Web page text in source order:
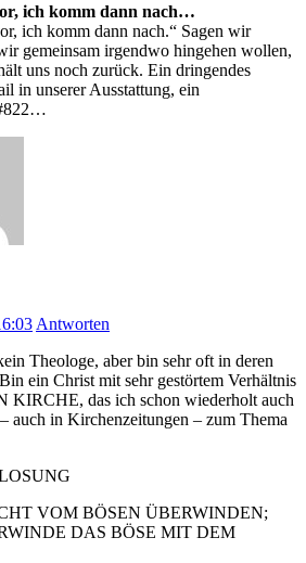
ich komm dann nach…
ich komm dann nach.“ Sagen wir
gemeinsam irgendwo hingehen wollen,
uns noch zurück. Ein dringendes
in unserer Ausstattung, ein
Antworten
Theologe, aber bin sehr oft in deren
ein Christ mit sehr gestörtem Verhältnis
das ich schon wiederholt auch
auch in Kirchenzeitungen – zum Thema
VOM BÖSEN ÜBERWINDEN;
DAS BÖSE MIT DEM